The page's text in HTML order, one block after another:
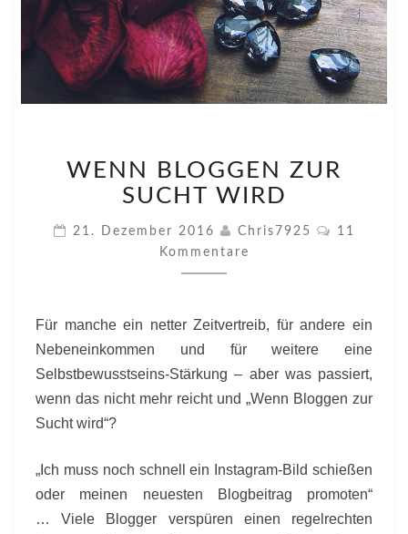
BLOGGEN
ZUR
SUCHT
WIRD
WENN BLOGGEN ZUR
SUCHT WIRD
21. Dezember 2016 Chris7925
11
Kommentare
Für manche ein netter Zeitvertreib, für andere ein
Nebeneinkommen und für weitere eine
Selbstbewusstseins-Stärkung – aber was passiert,
wenn das nicht mehr reicht und „Wenn Bloggen zur
Sucht wird“?
„Ich muss noch schnell ein Instagram-Bild schießen
oder meinen neuesten Blogbeitrag promoten“
… Viele Blogger verspüren einen regelrechten